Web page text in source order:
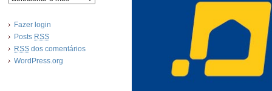
Fazer login
Posts RSS
RSS dos comentários
WordPress.org